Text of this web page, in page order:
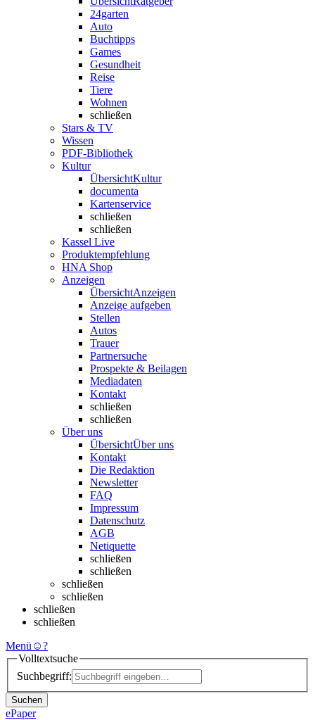
24garten
Auto
Buchtipps
Games
Gesundheit
Reise
Tiere
Wohnen
schließen
Stars & TV
Wissen
PDF-Bibliothek
Kultur
ÜbersichtKultur
documenta
Kartenservice
schließen
schließen
Kassel Live
Produktempfehlung
HNA Shop
Anzeigen
ÜbersichtAnzeigen
Anzeige aufgeben
Stellen
Autos
Trauer
Partnersuche
Prospekte & Beilagen
Mediadaten
Kontakt
schließen
schließen
Über uns
ÜbersichtÜber uns
Kontakt
Die Redaktion
Newsletter
FAQ
Impressum
Datenschutz
AGB
Netiquette
schließen
schließen
schließen
schließen
schließen
schließen
Menü ☺?
Volltextsuche
Suchbegriff:
Suchen
ePaper